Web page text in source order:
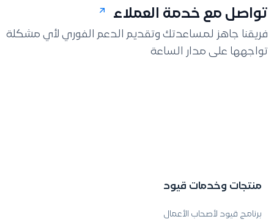
تواصل مع خدمة العملاء
فريقنا جاهز لمساعدتك وتقديم الدعم الفوري لأي مشكلة
تواجهها على مدار الساعة
منتجات وخدمات قيود
برنامج قيود لأصحاب الأعمال